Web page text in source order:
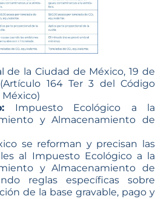
de la Ciudad de México, 19 de
164 Ter 3 del Código
México)
Impuesto Ecológico a la
y Almacenamiento de
se reforman y precisan las
al Impuesto Ecológico a la
y Almacenamiento de
reglas específicas sobre
de la base gravable, pago y